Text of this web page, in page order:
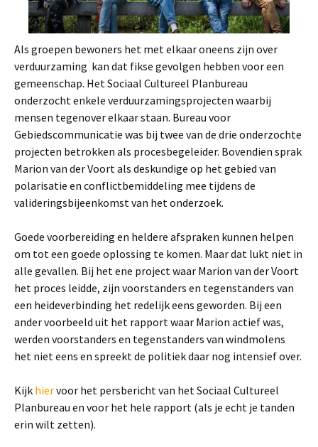
Als groepen bewoners het met elkaar oneens zijn over
verduurzaming kan dat fikse gevolgen hebben voor een
gemeenschap. Het Sociaal Cultureel Planbureau
onderzocht enkele verduurzamingsprojecten waarbij
mensen tegenover elkaar staan. Bureau voor
Gebiedscommunicatie was bij twee van de drie onderzochte
projecten betrokken als procesbegeleider. Bovendien sprak
Marion van der Voort als deskundige op het gebied van
polarisatie en conflictbemiddeling mee tijdens de
valideringsbijeenkomst van het onderzoek.
Goede voorbereiding en heldere afspraken kunnen helpen
om tot een goede oplossing te komen. Maar dat lukt niet in
alle gevallen. Bij het ene project waar Marion van der Voort
het proces leidde, zijn voorstanders en tegenstanders van
een heideverbinding het redelijk eens geworden. Bij een
ander voorbeeld uit het rapport waar Marion actief was,
werden voorstanders en tegenstanders van windmolens
het niet eens en spreekt de politiek daar nog intensief over.
Kijk hiervoor het persbericht van het Sociaal Cultureel
Planbureau en voor het hele rapport (als je echt je tanden
erin wilt zetten).